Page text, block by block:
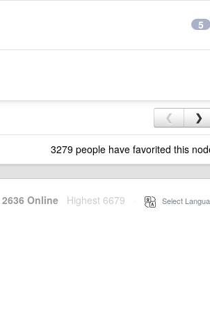
5
❮ ❯
3279 people have favorited this
2636 Online Highest 6679 Select